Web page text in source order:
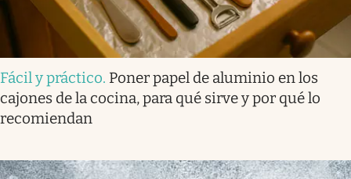
Fácil y práctico. Poner papel de aluminio en los
cajones de la cocina, para qué sirve y por qué lo
recomiendan